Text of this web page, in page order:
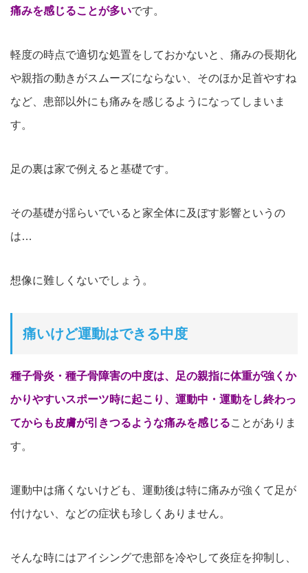
痛みを感じることが多いです。
軽度の時点で適切な処置をしておかないと、痛みの長期化
や親指の動きがスムーズにならない、そのほか足首やすね
など、患部以外にも痛みを感じるようになってしまいま
す。
足の裏は家で例えると基礎です。
その基礎が揺らいでいると家全体に及ぼす影響というの
は…
想像に難しくないでしょう。
痛いけど運動はできる中度
種子骨炎・種子骨障害の中度は、足の親指に体重が強くか
かりやすいスポーツ時に起こり、運動中・運動をし終わっ
てからも皮膚が引きつるような痛みを感じることがありま
す。
運動中は痛くないけども、運動後は特に痛みが強くて足が
付けない、などの症状も珍しくありません。
そんな時にはアイシングで患部を冷やして炎症を抑制し、